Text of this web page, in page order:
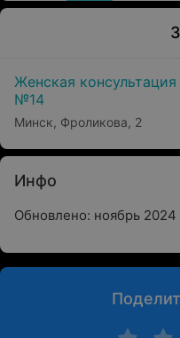
Женская
№14
Минск, Фроликова, 2
Инфо
Обновлено: ноябрь 2024